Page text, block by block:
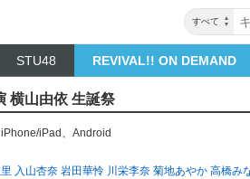
すべて
STU48 REVIVAL!! ON DEMAND
横山由依 生誕祭
iPhone/iPad 、 Android
入山杏奈 岩田華怜 川栄李奈 菊地あやか 高橋み